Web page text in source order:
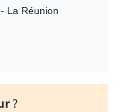
La Réunion
?